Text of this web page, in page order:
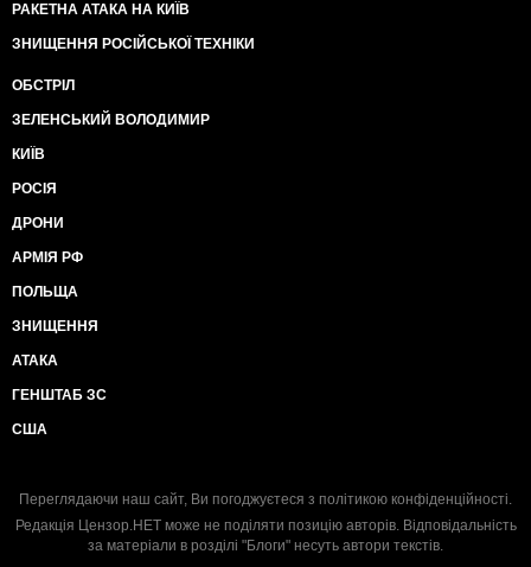
РАКЕТНА АТАКА НА КИЇВ
ЗНИЩЕННЯ РОСІЙСЬКОЇ ТЕХНІКИ
ОБСТРІЛ
ЗЕЛЕНСЬКИЙ ВОЛОДИМИР
КИЇВ
РОСІЯ
ДРОНИ
АРМІЯ РФ
ПОЛЬЩА
ЗНИЩЕННЯ
АТАКА
ГЕНШТАБ ЗС
США
Переглядаючи наш сайт, Ви погоджуєтеся з політикою конфіденційності.
Редакція Цензор.НЕТ може не поділяти позицію авторів. Відповідальність
за матеріали в розділі "Блоги" несуть автори текстів.